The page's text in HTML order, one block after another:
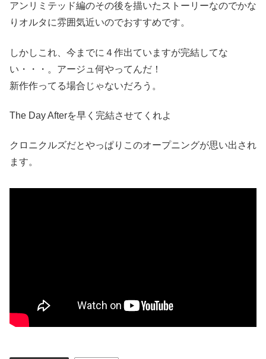
アンリミテッド編のその後を描いたストーリーなのでかな
りオルタに雰囲気近いのでおすすめです。
しかしこれ、今までに４作出ていますが完結してな
い・・・。アージュ何やってんだ！
新作作ってる場合じゃないだろう。
The Day Afterを早く完結させてくれよ
クロニクルズだとやっぱりこのオープニングが思い出され
ます。